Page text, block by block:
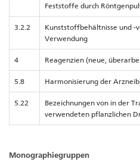
Feststoffe durch
3.2.2
Kunststoffbehältnisse und -
Verwendung
4 Reagenzien (neue,
5.8 Harmonisierung der
5.22
Bezeichnungen von in der
verwendeten pflanzlichen
Monographiegruppen